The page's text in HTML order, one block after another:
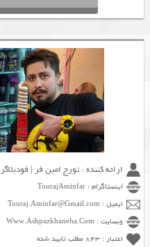
ارائه کننده : تورج امین فر | فودبلاگر
اینستاگرام : TourajAminfar
ایمیل : Touraj.Aminfar@Gmail.com
وبسایت : Www.Ashpazkhaneha.Com
اعتبار : 843 مطلب تایید شده